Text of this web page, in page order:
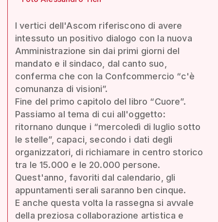
I vertici dell'Ascom riferiscono di avere
intessuto un positivo dialogo con la nuova
Amministrazione sin dai primi giorni del
mandato e il sindaco, dal canto suo,
conferma che con la Confcommercio “c'è
comunanza di visioni”.
Fine del primo capitolo del libro “Cuore”.
Passiamo al tema di cui all'oggetto:
ritornano dunque i “mercoledì di luglio sotto
le stelle”, capaci, secondo i dati degli
organizzatori, di richiamare in centro storico
tra le 15.000 e le 20.000 persone.
Quest'anno, favoriti dal calendario, gli
appuntamenti serali saranno ben cinque.
E anche questa volta la rassegna si avvale
della preziosa collaborazione artistica e